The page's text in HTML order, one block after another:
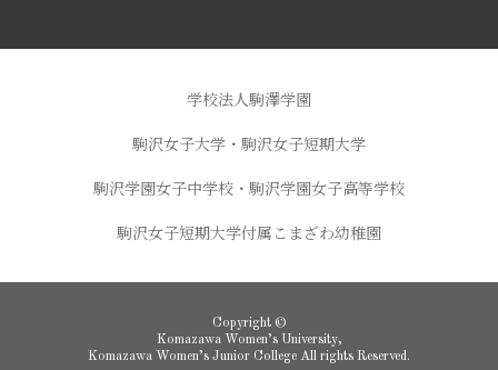
学校法人駒澤学園
駒沢女子大学・駒沢女子短期大学
駒沢学園女子中学校・駒沢学園女子高等学校
駒沢女子短期大学付属こまざわ幼稚園
Copyright ©
Komazawa Women’s University,
Komazawa Women’s Junior College All rights Reserved.